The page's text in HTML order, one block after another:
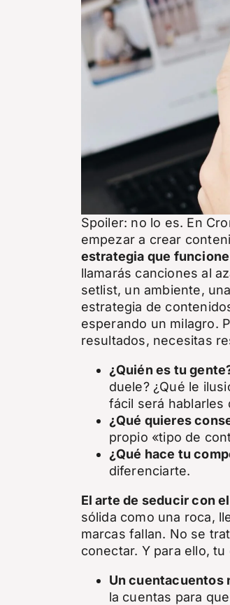
CA ES
Spoiler: no lo es. En
empezar a crear
estrategia que funcione
llamarás canciones al
setlist, un ambiente,
estrategia de
esperando un milagro.
resultados, necesitas
¿Quién es tu
duele? ¿Qué le
fácil será hablarles
¿Qué quieres
propio «tipo de
¿Qué hace tu
diferenciarte.
El arte de seducir con
sólida como una roca,
marcas fallan. No se
conectar. Y para ello,
Un cuentacuentos
la cuentas para